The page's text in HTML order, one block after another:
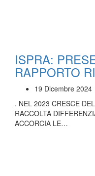
ISPRA:
RAPPORTO
19 Dicembre 2024
. NEL 2023 CRESCE
RACCOLTA
ACCORCIA LE…